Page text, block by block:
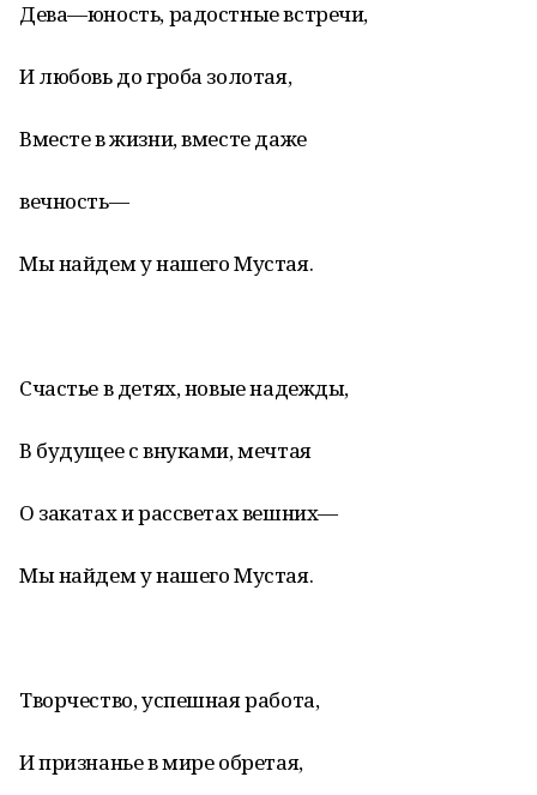
Дева—юность, радостные встречи,
И любовь до гроба золотая,
Вместе в жизни, вместе даже
вечность—
Мы найдем у нашего Мустая.
Счастье в детях, новые надежды,
В будущее с внуками, мечтая
О закатах и рассветах вешних—
Мы найдем у нашего Мустая.
Творчество, успешная работа,
И признанье в мире обретая,